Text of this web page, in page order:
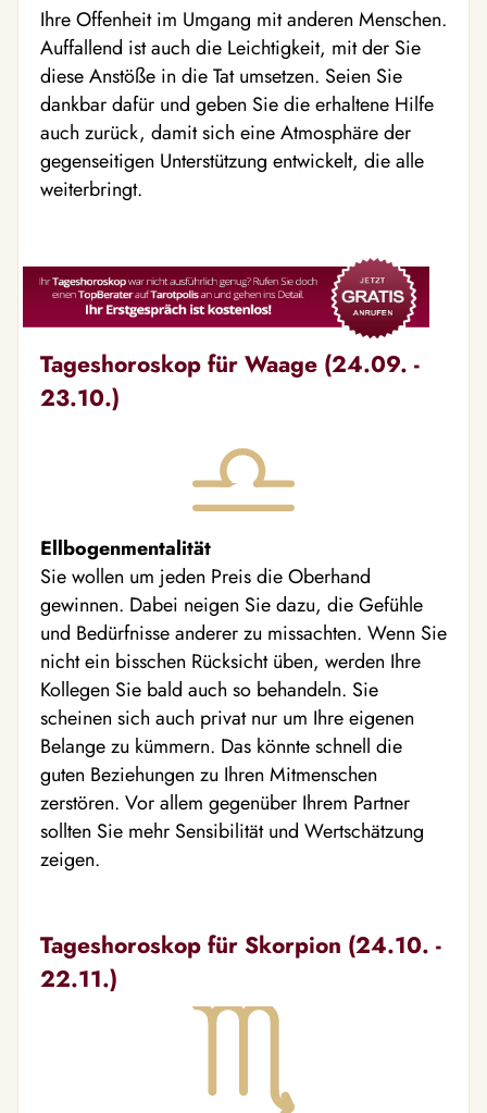
Ihre Offenheit im Umgang mit anderen Menschen.
Auffallend ist auch die Leichtigkeit, mit der Sie
diese Anstöße in die Tat umsetzen. Seien Sie
dankbar dafür und geben Sie die erhaltene Hilfe
auch zurück, damit sich eine Atmosphäre der
gegenseitigen Unterstützung entwickelt, die alle
weiterbringt.
Tageshoroskop für Waage (24.09. -
23.10.)
Ellbogenmentalität
Sie wollen um jeden Preis die Oberhand
gewinnen. Dabei neigen Sie dazu, die Gefühle
und Bedürfnisse anderer zu missachten. Wenn Sie
nicht ein bisschen Rücksicht üben, werden Ihre
Kollegen Sie bald auch so behandeln. Sie
scheinen sich auch privat nur um Ihre eigenen
Belange zu kümmern. Das könnte schnell die
guten Beziehungen zu Ihren Mitmenschen
zerstören. Vor allem gegenüber Ihrem Partner
sollten Sie mehr Sensibilität und Wertschätzung
zeigen.
Tageshoroskop für Skorpion (24.10. -
22.11.)